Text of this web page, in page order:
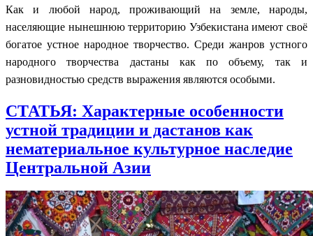
Как и любой народ, проживающий на земле, народы,
населяющие нынешнюю территорию Узбекистана имеют своё
богатое устное народное творчество. Среди жанров устного
народного творчества дастаны как по объему, так и
разновидностью средств выражения являются особыми.
СТАТЬЯ: Характерные особенности
устной традиции и дастанов как
нематериальное культурное наследие
Центральной Азии